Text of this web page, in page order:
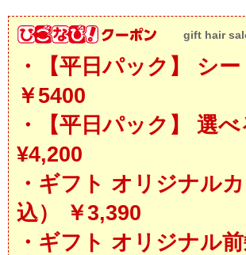
gift hair
・【平日パック】 シ
￥5400
・【平日パック】 選
¥4,200
・ギフト オリジナル
込） ￥3,390
・ギフト オリジナル